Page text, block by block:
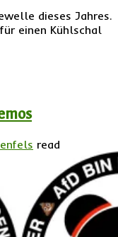
dieses Jahres.
einen Kühlschal
read